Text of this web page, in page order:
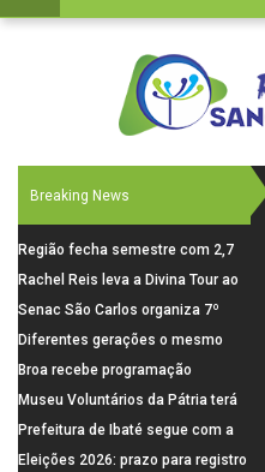
Breaking News
Região fecha semestre com 2,7
mil novosempregos e retoma
saldo positivo em junho
Rachel Reis leva a Divina Tour ao
interior de São Paulo com shows
inéditos em São Carlos e Jundiaí
Senac São Carlos organiza 7º
Fórum Internacional Senac de
Educadores com debates sobre
pensamento crítico, leitura e
diversidade
Diferentes gerações o mesmo
amor: pais do Saae contam como
a paternidade transformou suas
histórias
Broa recebe programação
esportiva com corrida, vela e
demonstração de paramotor
Museu Voluntários da Pátria terá
horário especial nesta segunda-
feira (10)
Prefeitura de Ibaté segue com a
Campanha do Agasalho segue
Eleições 2026: prazo para registro